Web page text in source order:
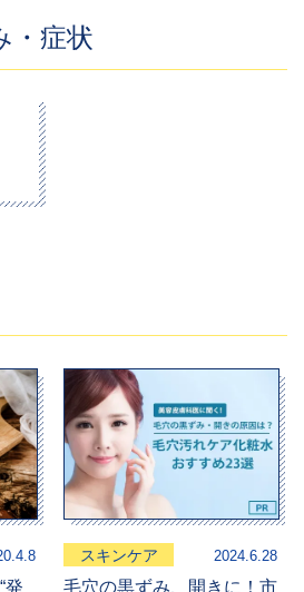
・症状
発
スキンケア 2024.6.28
毛穴の黒ずみ、開きに！市